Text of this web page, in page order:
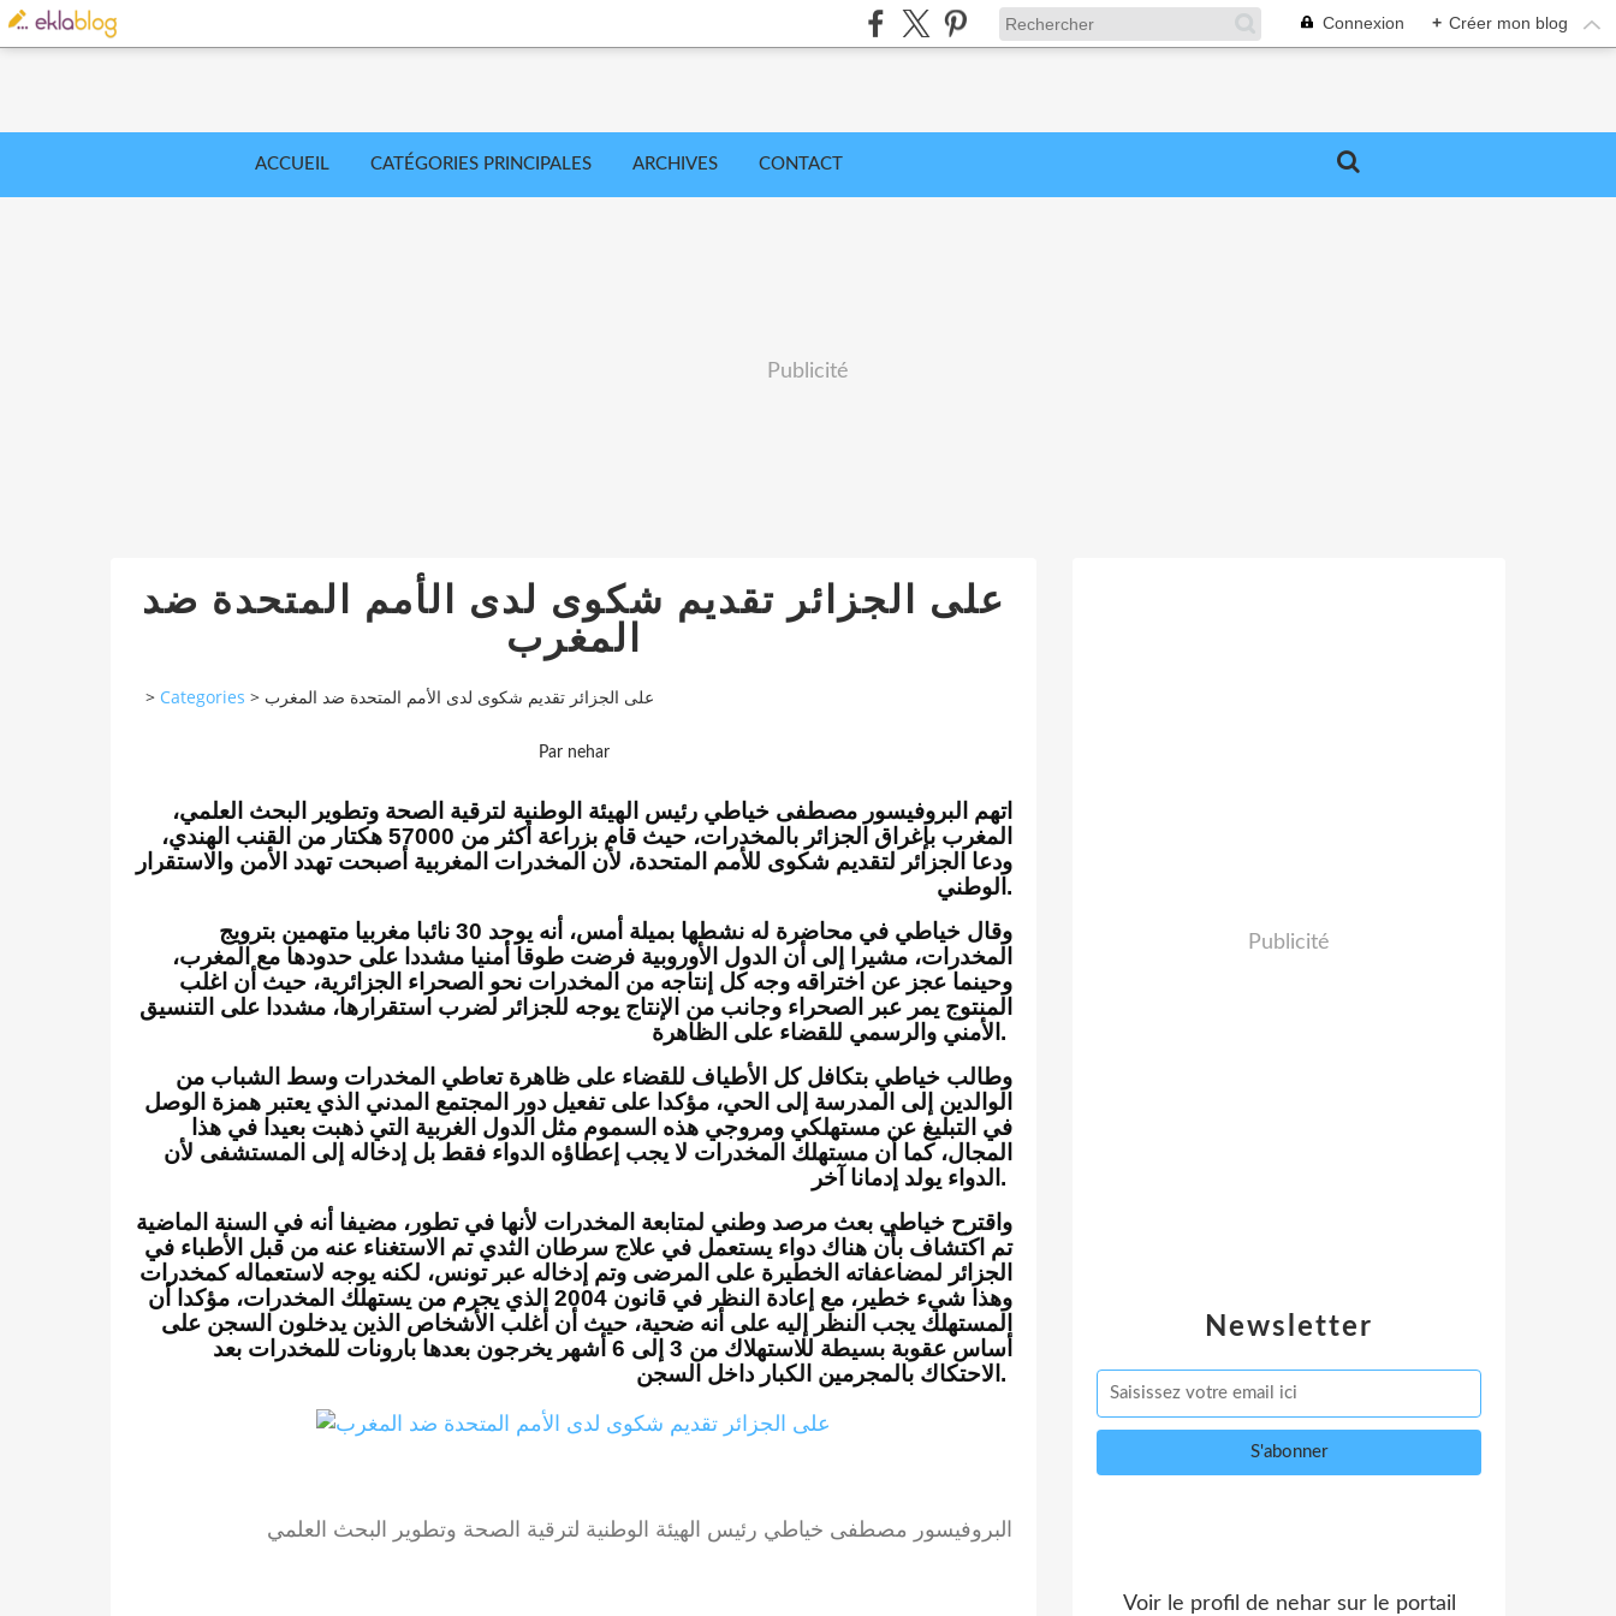
Connexion + Créer mon blog
ACCUEIL CATÉGORIES PRINCIPALES ARCHIVES CONTACT
Publicité
على الجزائر تقديم شكوى لدى الأمم المتحدة ضد
المغرب
> Categories > على الجزائر تقديم شكوى لدى الأمم المتحدة ضد المغرب
Par nehar
اتهم البروفيسور مصطفى خياطي رئيس الهيئة الوطنية لترقية الصحة وتطوير البحث العلمي،
المغرب بإغراق الجزائر بالمخدرات، حيث قام بزراعة أكثر من 57000 هكتار من القنب الهندي،
ودعا الجزائر لتقديم شكوى للأمم المتحدة، لأن المخدرات المغربية أصبحت تهدد الأمن والاستقرار
الوطني.
وقال خياطي في محاضرة له نشطها بميلة أمس، أنه يوجد 30 نائبا مغربيا متهمين بترويج
المخدرات، مشيرا إلى أن الدول الأوروبية فرضت طوقا أمنيا مشددا على حدودها مع المغرب،
وحينما عجز عن اختراقه وجه كل إنتاجه من المخدرات نحو الصحراء الجزائرية، حيث أن اغلب
المنتوج يمر عبر الصحراء وجانب من الإنتاج يوجه للجزائر لضرب استقرارها، مشددا على التنسيق
الأمني والرسمي للقضاء على الظاهرة.
وطالب خياطي بتكافل كل الأطياف للقضاء على ظاهرة تعاطي المخدرات وسط الشباب من
الوالدين إلى المدرسة إلى الحي، مؤكدا على تفعيل دور المجتمع المدني الذي يعتبر همزة الوصل
في التبليغ عن مستهلكي ومروجي هذه السموم مثل الدول الغربية التي ذهبت بعيدا في هذا
المجال، كما أن مستهلك المخدرات لا يجب إعطاؤه الدواء فقط بل إدخاله إلى المستشفى لأن
الدواء يولد إدمانا آخر.
واقترح خياطي بعث مرصد وطني لمتابعة المخدرات لأنها في تطور، مضيفا أنه في السنة الماضية
تم اكتشاف بأن هناك دواء يستعمل في علاج سرطان الثدي تم الاستغناء عنه من قبل الأطباء في
الجزائر لمضاعفاته الخطيرة على المرضى وتم إدخاله عبر تونس، لكنه يوجه لاستعماله كمخدرات
وهذا شيء خطير، مع إعادة النظر في قانون 2004 الذي يجرم من يستهلك المخدرات، مؤكدا أن
المستهلك يجب النظر إليه على أنه ضحية، حيث أن أغلب الأشخاص الذين يدخلون السجن على
أساس عقوبة بسيطة للاستهلاك من 3 إلى 6 أشهر يخرجون بعدها بارونات للمخدرات بعد
الاحتكاك بالمجرمين الكبار داخل السجن.
البروفيسور مصطفى خياطي رئيس الهيئة الوطنية لترقية الصحة وتطوير البحث العلمي
Newsletter
Publicité
Voir le profil de neharsur le portail